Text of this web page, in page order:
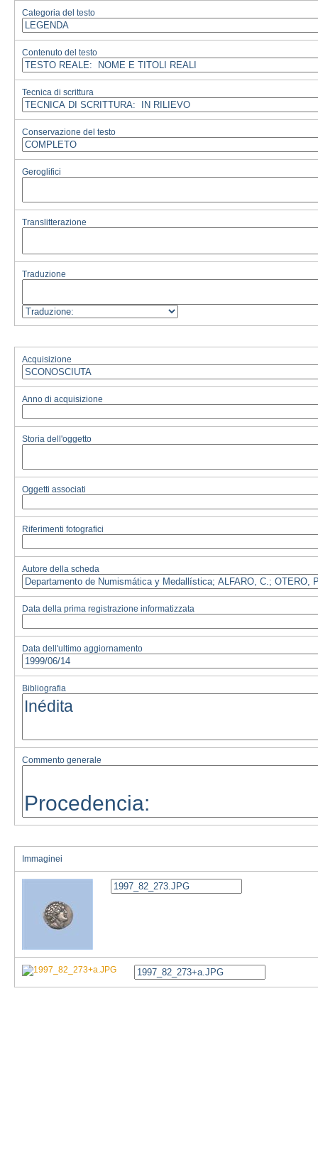
Categoria del testo
Contenuto del testo
Tecnica di scrittura
Conservazione del testo
Geroglifici
Translitterazione
Traduzione
Acquisizione
Anno di acquisizione
Storia dell'oggetto
Oggetti associati
Riferimenti fotografici
Autore della scheda
Data della prima registrazione informatizzata
Data dell'ultimo aggiornamento
Bibliografia
Commento generale
Immaginei